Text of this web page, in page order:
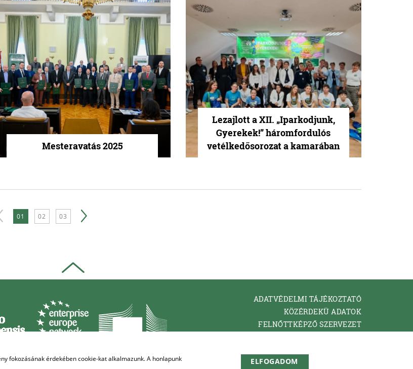
fokozásának érdekében cookie-kat alkalmazunk. A honlapunk
ELFOGADOM
Mesteravatás 2025
Lezajlott a XII. „Iparkodjunk,
Gyerekek!” háromfordulós
vetélkedősorozat a kamarában
01 02 03
ADATVÉDELMI TÁJÉKOZTATÓ
KÖZÉRDEKÜ ADATOK
FELNŐTTKÉPZŐ SZERVEZET